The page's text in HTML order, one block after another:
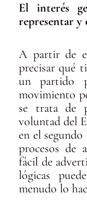
El interés
representar y
A partir de
precisar qué
un partido
movimiento
se trata de
voluntad del
en el
procesos de
fácil de
lógicas
menudo lo